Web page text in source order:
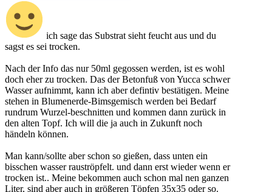
ich sage das Substrat sieht feucht aus und du
sagst es sei trocken.
Nach der Info das nur 50ml gegossen werden, ist es wohl
doch eher zu trocken. Das der Betonfuß von Yucca schwer
Wasser aufnimmt, kann ich aber defintiv bestätigen. Meine
stehen in Blumenerde-Bimsgemisch werden bei Bedarf
rundrum Wurzel-beschnitten und kommen dann zurück in
den alten Topf. Ich will die ja auch in Zukunft noch
händeln können.
Man kann/sollte aber schon so gießen, dass unten ein
bisschen wasser rauströpfelt. und dann erst wieder wenn er
trocken ist.. Meine bekommen auch schon mal nen ganzen
Liter, sind aber auch in größeren Töpfen 35x35 oder so.